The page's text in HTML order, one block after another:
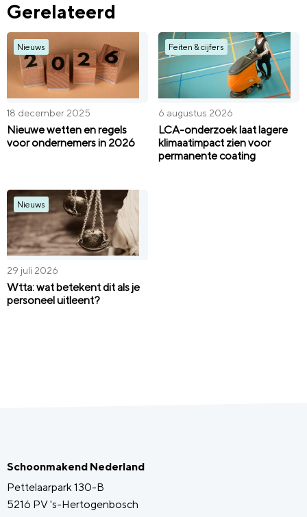
Gerelateerd
Nieuws
18 december 2025
Nieuwe wetten en regels
voor ondernemers in 2026
Feiten & cijfers
6 augustus 2026
LCA-onderzoek laat lagere
klimaatimpact zien voor
permanente coating
Nieuws
29 juli 2026
Wtta: wat betekent dit als je
personeel uitleent?
Schoonmakend Nederland
Pettelaarpark 130-B
5216 PV 's-Hertogenbosch